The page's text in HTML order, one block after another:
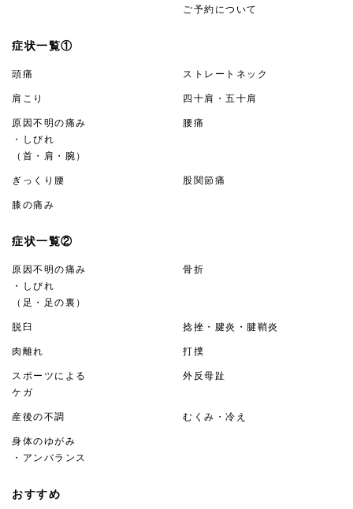
ご予約について
症状一覧①
頭痛 ストレートネック
肩こり 四十肩・五十肩
原因不明の痛み
・しびれ
（首・肩・腕）
腰痛
ぎっくり腰 股関節痛
膝の痛み
症状一覧②
原因不明の痛み
・しびれ
（足・足の裏）
骨折
脱臼 捻挫・腱炎・腱鞘炎
肉離れ 打撲
スポーツによる
ケガ
外反母趾
産後の不調 むくみ・冷え
身体のゆがみ
・アンバランス
おすすめ